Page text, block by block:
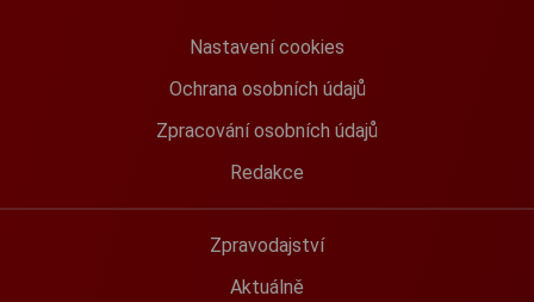
Nastavení cookies
Ochrana osobních údajů
Zpracování osobních údajů
Redakce
Zpravodajství
Aktuálně